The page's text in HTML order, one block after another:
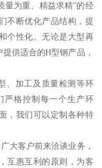
量为重、精益求精”的经
不断优化产品结构，提
个性化。无论是大型再
供适合的H型钢产品，
、加工及质量检测等环
严格控制每一个生产环
，我们可以定制各种特
大客户前来洽谈业务，
互惠互利的原则，为客